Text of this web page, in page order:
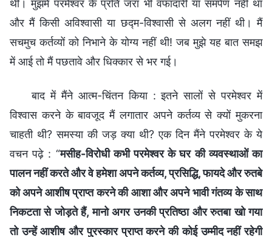
थी। मुझमें परमेश्वर के प्रति जरा भी वफादारी या समर्पण नहीं था
और मैं किसी अविश्वासी या छद्म-विश्वासी से अलग नहीं थी। मैं
सचमुच कर्तव्यों को निभाने के योग्य नहीं थी! जब मुझे यह बात समझ
में आई तो मैं पछतावे और धिक्कार से भर गई।
बाद में मैंने आत्म-चिंतन किया : इतने सालों से परमेश्वर में
विश्वास करने के बावजूद मैं लगातार अपने कर्तव्य से क्यों मुकरना
चाहती थी? समस्या की जड़ क्या थी? एक दिन मैंने परमेश्वर के ये
वचन पढ़े : “मसीह-विरोधी कभी परमेश्वर के घर की व्यवस्थाओं का
पालन नहीं करते और वे हमेशा अपने कर्तव्य, प्रसिद्धि, फायदे और रुतबे
को अपने आशीष प्राप्त करने की आशा और अपने भावी गंतव्य के साथ
निकटता से जोड़ते हैं, मानो अगर उनकी प्रतिष्ठा और रुतबा खो गया
तो उन्हें आशीष और पुरस्कार प्राप्त करने की कोई उम्मीद नहीं रहेगी